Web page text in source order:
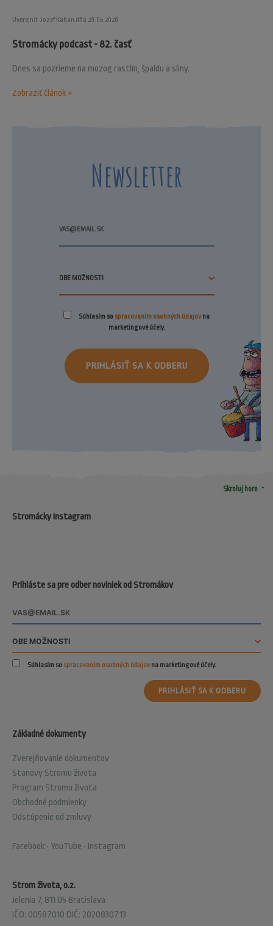
Uverejnil: Jozef Kahan dňa 29.06.2020
Stromácky podcast - 82. časť
Dnes sa pozrieme na mozog rastlín, špaldu a sliny.
Zobraziť článok »
Newsletter
Súhlasím so spracovaním osobných údajovna
marketingové účely.
PRIHLÁSIŤ SA K ODBERU
Skroluj hore arrow_drop_up
Strom života, o.z.
Jelenia 7, 811 05 Bratislava
IČO: 00587010 DIČ: 2020830713
Základné dokumenty
Zverejňovanie dokumentov
Stanovy Stromu života
Program Stromu života
Obchodné podmienky
Odstúpenie od zmluvy
Facebook • YouTube • Instagram
Prihláste sa pre odber noviniek od Stromákov
Súhlasím so spracovaním osobných údajovna marketingové účely.
PRIHLÁSIŤ SA K ODBERU
Stromácky Instagram